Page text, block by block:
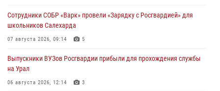
Сотрудники СОБР «Варк» провели «Зарядку с Росгвардией» для
школьников Салехарда
07 августа 2026, 09:14 5
Выпускники ВУЗов Росгвардии прибыли для прохождения службы
на Урал
06 августа 2026, 12:14 3